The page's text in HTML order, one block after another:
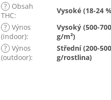
? Obsah
THC:
Vysoké (18-24
? Výnos
(indoor):
Vysoký (500-700
g/m²)
? Výnos
(outdoor):
Střední (200-500
g/rostlina)